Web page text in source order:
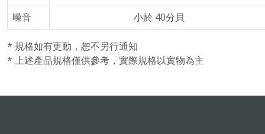
噪音 小於 40分貝
* 規格如有更動，恕不另行通知
* 上述產品規格僅供參考，實際規格以實物為主